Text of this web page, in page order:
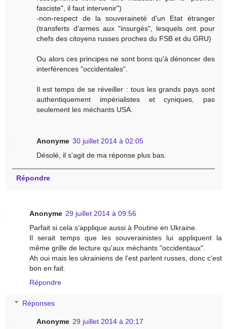
fasciste", il faut intervenir")
-non-respect de la souveraineté d'un Etat étranger
(transferts d'armes aux "insurgés", lesquels ont pour
chefs des citoyens russes proches du FSB et du GRU)
Ou alors ces principes ne sont bons qu'à dénoncer des
interférences "occidentales".
Il est temps de se réveiller : tous les grands pays sont
authentiquement impérialistes et cyniques, pas
seulement les méchants USA.
Anonyme 30 juillet 2014 à 02:05
Désolé, il s'agit de ma réponse plus bas.
Répondre
Anonyme 29 juillet 2014 à 09:56
Parfait si cela s'applique aussi à Poutine en Ukraine.
Il serait temps que les souverainistes lui appliquent la
même grille de lecture qu'aux méchants "occidentaux".
Ah oui mais les ukrainiens de l'est parlent russes, donc c'est
bon en fait.
Répondre
Réponses
Anonyme 29 juillet 2014 à 20:17